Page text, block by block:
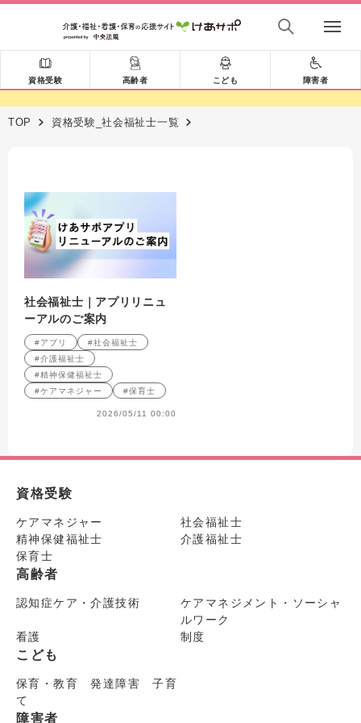
資格受験 高齢者 こども 障害者
TOP 資格受験_社会福祉士一覧
社会福祉士｜アプリリニュ
ーアルのご案内
#アプリ
#社会福祉士
#介護福祉士
#精神保健福祉士
#ケアマネジャー
#保育士
2026/05/11 00:00
資格受験
ケアマネジャー
社会福祉士
精神保健福祉士
介護福祉士
保育士
高齢者
認知症ケア・介護技術
ケアマネジメント・ソーシャ
ルワーク
看護
制度
こども
保育・教育 発達障害 子育
て
障害者